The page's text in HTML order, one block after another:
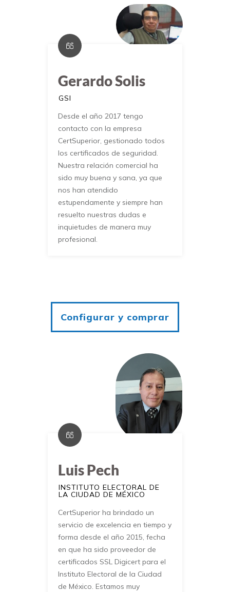
Gerardo Solis
GSI
Desde el año 2017 tengo
contacto con la empresa
CertSuperior, gestionado todos
los certificados de seguridad.
Nuestra relación comercial ha
sido muy buena y sana, ya que
nos han atendido
estupendamente y siempre han
resuelto nuestras dudas e
inquietudes de manera muy
profesional.
Configurar y comprar
Luis Pech
INSTITUTO ELECTORAL DE
LA CIUDAD DE MÉXICO
CertSuperior ha brindado un
servicio de excelencia en tiempo y
forma desde el año 2015, fecha
en que ha sido proveedor de
certificados SSL Digicert para el
Instituto Electoral de la Ciudad
de México. Estamos muy